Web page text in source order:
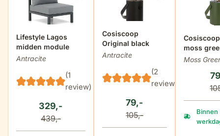
Lifestyle Lagos
midden module
Antracite
(1
review)
329,-
439,-
Cosiscoop
Original black
Antracite
(2
reviews)
79,-
105,-
moss
Moss
Binnen